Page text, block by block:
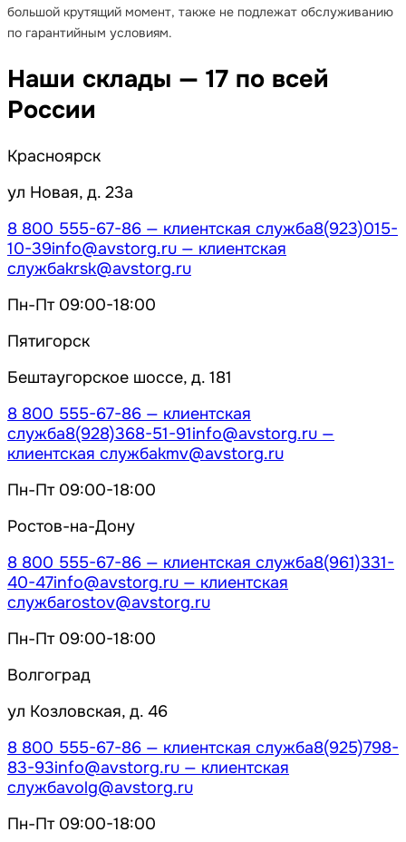
большой крутящий момент, также не подлежат обслуживанию
по гарантийным условиям.
Наши склады — 17 по всей
России
Красноярск
ул Новая, д. 23а
8 800 555-67-86 — клиентская служба8(923)015-
10-39info@avstorg.ru — клиентская
службаkrsk@avstorg.ru
Пн-Пт 09:00-18:00
Пятигорск
Бештаугорское шоссе, д. 181
8 800 555-67-86 — клиентская
служба8(928)368-51-91info@avstorg.ru —
клиентская службаkmv@avstorg.ru
Пн-Пт 09:00-18:00
Ростов-на-Дону
8 800 555-67-86 — клиентская служба8(961)331-
40-47info@avstorg.ru — клиентская
службаrostov@avstorg.ru
Пн-Пт 09:00-18:00
Волгоград
ул Козловская, д. 46
8 800 555-67-86 — клиентская служба8(925)798-
83-93info@avstorg.ru — клиентская
службаvolg@avstorg.ru
Пн-Пт 09:00-18:00